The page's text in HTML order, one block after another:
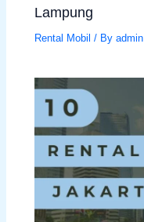
Lampung
Rental Mobil / Byadmin